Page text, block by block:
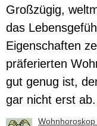
Großzügig,
das
Eigenschaften
präferierten
gut genug ist,
gar nicht erst ab.